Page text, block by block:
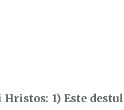
1) Este destul